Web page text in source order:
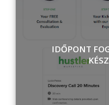
IDŐPONT